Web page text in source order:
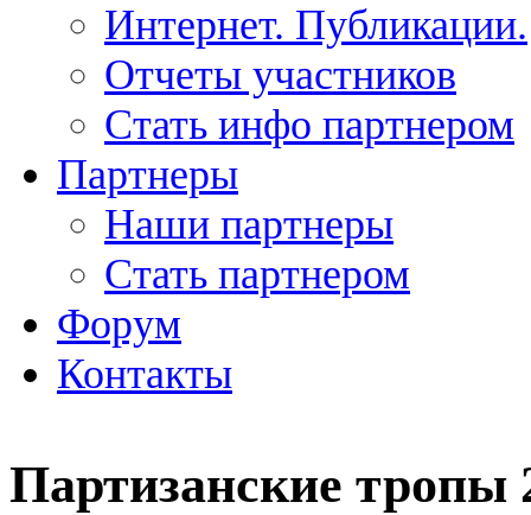
Интернет. Публикации.
Отчеты участников
Стать инфо партнером
Партнеры
Наши партнеры
Стать партнером
Форум
Контакты
Партизанские тропы